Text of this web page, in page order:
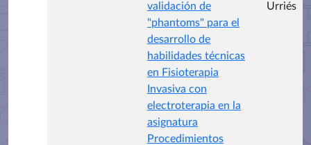
validación de
"phantoms" para el
desarrollo de
habilidades técnicas
en Fisioterapia
Invasiva con
electroterapia en la
asignatura
Procedimientos
Urriés